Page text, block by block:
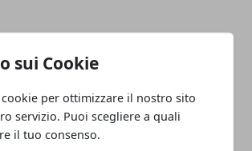
sui Cookie
per ottimizzare il nostro sito
servizio. Puoi scegliere a quali
il tuo consenso.